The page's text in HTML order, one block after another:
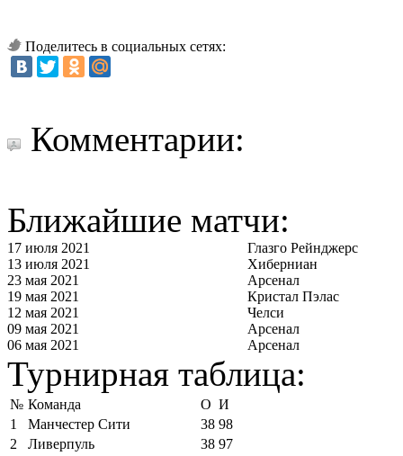
Поделитесь в социальных сетях:
Комментарии:
Ближайшие матчи:
17 июля 2021
Глазго Рейнджерс
13 июля 2021
Хиберниан
23 мая 2021
Арсенал
19 мая 2021
Кристал Пэлас
12 мая 2021
Челси
09 мая 2021
Арсенал
06 мая 2021
Арсенал
Турнирная таблица:
№ Команда О И
1
Манчестер Сити 38 98
2
Ливерпуль 38 97